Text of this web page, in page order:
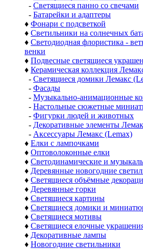
- Светящиеся панно со свечами
- Батарейки и адаптеры
♦ Фонари с подсветкой
♦ Светильники на солнечных
♦ Светодиодная флористика -
венки
♦ Подвесные светящиеся
♦ Керамическая коллекция
- Светящиеся домики Лемакс
- Фасады
- Музыкально-анимационные
- Настольные сюжетные
- Фигурки людей и животных
- Декоративные элементы
- Аксессуары Лемакс (Lemax)
♦ Елки с лампочками
♦ Оптоволоконные елки
♦ Светодинамические и
♦ Деревянные новогодние
♦ Светящиеся объёмные
♦ Деревянные горки
♦ Светящиеся картины
♦ Светящиеся домики и
♦ Светящиеся мотивы
♦ Светящиеся елочные
♦ Декоративные лампы
♦ Новогодние светильники